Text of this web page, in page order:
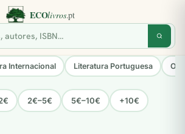
Internacional Literatura Portuguesa
2€–5€ 5€–10€ +10€